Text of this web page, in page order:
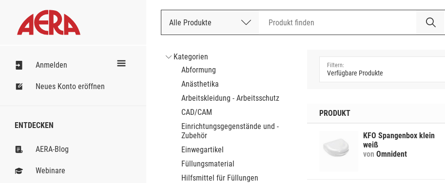
Alle Produkte
Nach Bestellnummer
Anmelden
Neues Konto eröffnen
ENTDECKEN
AERA-Blog
Webinare
Kategorien
Abformung
Anästhetika
Arbeitskleidung - Arbeitsschutz
CAD/CAM
Einrichtungsgegenstände und -
Zubehör
Einwegartikel
Füllungsmaterial
Hilfsmittel für Füllungen
PRODUKT
KFO Spangenbox klein
weiß
von Omnident